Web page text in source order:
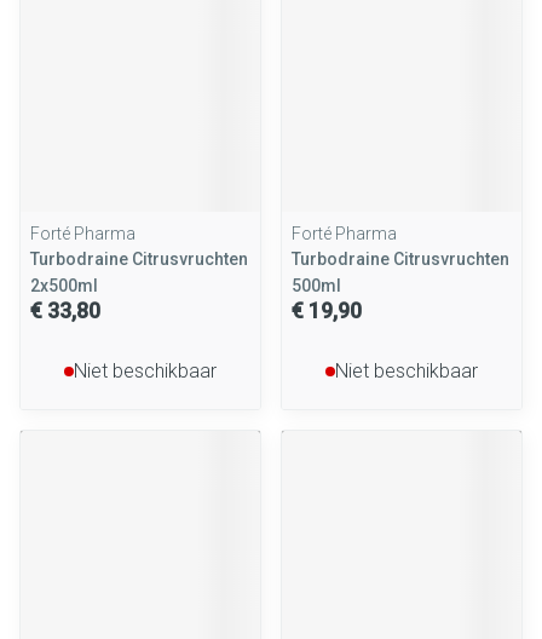
Forté Pharma
Turbodraine Citrusvruchten
2x500ml
€ 33,80
Niet beschikbaar
Forté Pharma
Turbodraine Citrusvruchten
500ml
€ 19,90
Niet beschikbaar